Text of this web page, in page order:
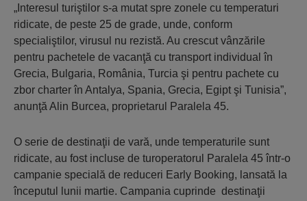
„Interesul turiştilor s-a mutat spre zonele cu temperaturi
ridicate, de peste 25 de grade, unde, conform
specialiştilor, virusul nu rezistă. Au crescut vânzările
pentru pachetele de vacanţă cu transport individual în
Grecia, Bulgaria, România, Turcia şi pentru pachete cu
zbor charter în Antalya, Spania, Grecia, Egipt şi Tunisia”,
anunţă Alin Burcea, proprietarul Paralela 45.
O serie de destinaţii de vară, unde temperaturile sunt
ridicate, au fost incluse de turoperatorul Paralela 45 într-o
campanie specială de reduceri Early Booking, lansată la
începutul lunii martie. Campania cuprinde destinaţii